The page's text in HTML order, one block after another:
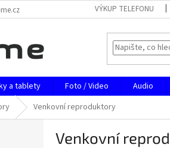
VÝKUP TELEFONU
a tablety Foto / Video Audio
Venkovní reproduktory
Venkovní